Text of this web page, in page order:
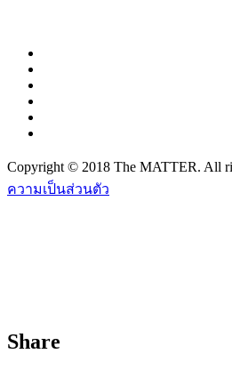
Copyright © 2018 The MATTER. All
ความเป็นส่วนตัว
Share